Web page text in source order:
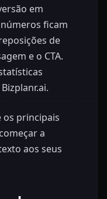
em
números ficam
de
e o CTA.
principais
a
aos seus